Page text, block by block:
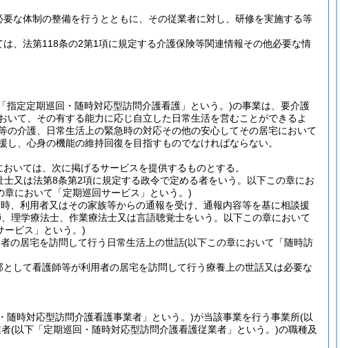
な体制の整備を行うとともに、その従業者に対し、研修を実施する等
、法第118条の2第1項に規定する介護保険等関連情報その他必要な情
指定定期巡回・随時対応型訪問介護看護」という。)の事業は、要介護
て、その有する能力に応じ自立した日常生活を営むことができるよ
介護、日常生活上の緊急時の対応その他の安心してその居宅において
、心身の機能の維持回復を目指すものでなければならない。
いては、次に掲げるサービスを提供するものとする。
又は法第8条第2項に規定する政令で定める者をいう。以下この章にお
章において「定期巡回サービス」という。)
、利用者又はその家族等からの通報を受け、通報内容等を基に相談援
理学療法士、作業療法士又は言語聴覚士をいう。以下この章において
ービス」という。)
の居宅を訪問して行う日常生活上の世話(以下この章において「随時訪
して看護師等が利用者の居宅を訪問して行う療養上の世話又は必要な
随時対応型訪問介護看護事業者」という。)が当該事業を行う事業所(以
(以下「定期巡回・随時対応型訪問介護看護従業者」という。)の職種及